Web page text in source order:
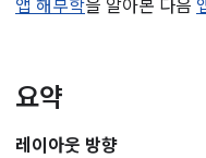
앱 해부학을 알아본 다음
요약
레이아웃 방향